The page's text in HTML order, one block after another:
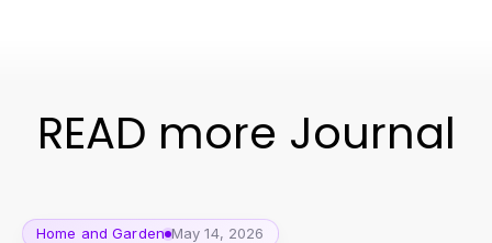
READ more Journal
Home and Garden May 14, 2026